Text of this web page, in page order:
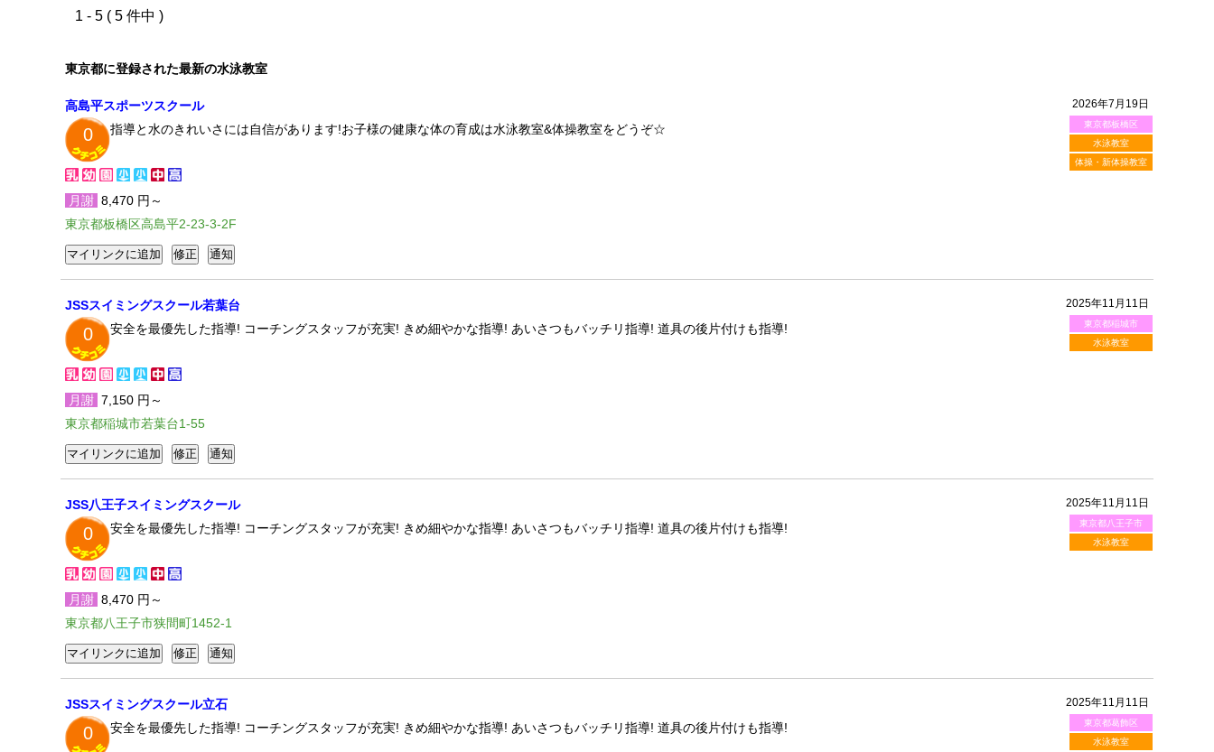
1 - 5 ( 5 件中 )
東京都に登録された最新の水泳教室
2026年7月19日
東京都板橋区
水泳教室
体操・新体操教室
高島平スポーツスクール
0 指導と水のきれいさには自信があります!お子様の健康な体の育成は水泳教室&体操教室をどうぞ☆
月謝 8,470 円～
東京都板橋区高島平2-23-3-2F
2025年11月11日
東京都稲城市
水泳教室
JSSスイミングスクール若葉台
0 安全を最優先した指導! コーチングスタッフが充実! きめ細やかな指導! あいさつもバッチリ指導! 道具の後片付けも指導!
月謝 7,150 円～
東京都稲城市若葉台1-55
2025年11月11日
東京都八王子市
水泳教室
JSS八王子スイミングスクール
0 安全を最優先した指導! コーチングスタッフが充実! きめ細やかな指導! あいさつもバッチリ指導! 道具の後片付けも指導!
月謝 8,470 円～
東京都八王子市狭間町1452-1
2025年11月11日
東京都葛飾区
水泳教室
JSSスイミングスクール立石
0 安全を最優先した指導! コーチングスタッフが充実! きめ細やかな指導! あいさつもバッチリ指導! 道具の後片付けも指導!